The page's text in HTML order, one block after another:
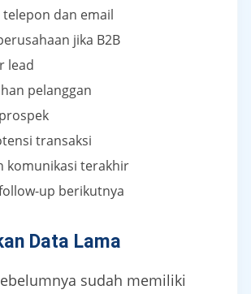
dan email
jika B2B
lead
pelanggan
transaksi
komunikasi terakhir
up berikutnya
Data Lama
sudah memiliki